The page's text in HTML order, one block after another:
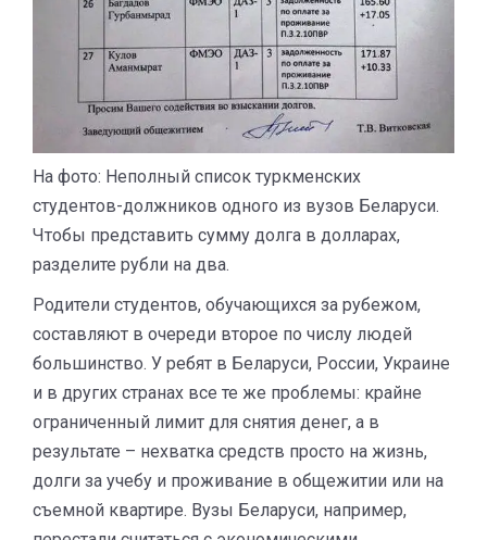
На фото: Неполный список туркменских
студентов-должников одного из вузов Беларуси.
Чтобы представить сумму долга в долларах,
разделите рубли на два.
Родители студентов, обучающихся за рубежом,
составляют в очереди второе по числу людей
большинство. У ребят в Беларуси, России, Украине
и в других странах все те же проблемы: крайне
ограниченный лимит для снятия денег, а в
результате – нехватка средств просто на жизнь,
долги за учебу и проживание в общежитии или на
съемной квартире. Вузы Беларуси, например,